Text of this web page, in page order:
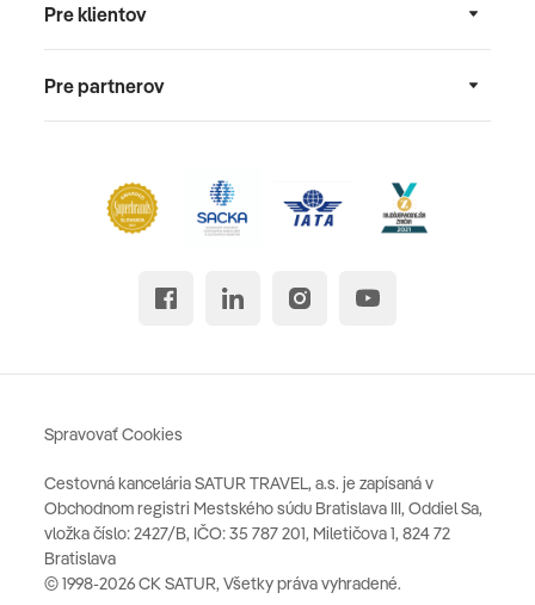
Pre klientov
Pre partnerov
Cestovná kancelária SATUR TRAVEL, a.s. je zapísaná v
Obchodnom registri Mestského súdu Bratislava III, Oddiel Sa,
vložka číslo: 2427/B, IČO: 35 787 201, Miletičova 1, 824 72
Bratislava
© 1998-2026 CK SATUR, Všetky práva vyhradené.
Spravovať Cookies